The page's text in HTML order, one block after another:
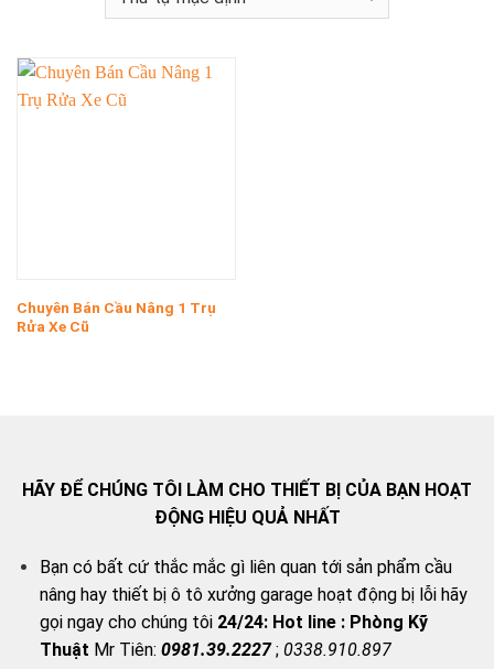
Chuyên Bán Cầu Nâng 1 Trụ
Rửa Xe Cũ
HÃY ĐỂ CHÚNG TÔI LÀM CHO THIẾT BỊ CỦA BẠN HOẠT
ĐỘNG HIỆU QUẢ NHẤT
Bạn có bất cứ thắc mắc gì liên quan tới sản phẩm cầu
nâng hay thiết bị ô tô xưởng garage hoạt động bị lỗi hãy
gọi ngay cho chúng tôi 24/24: Hot line : Phòng Kỹ
Thuật Mr Tiên: 0981.39.2227; 0338.910.897